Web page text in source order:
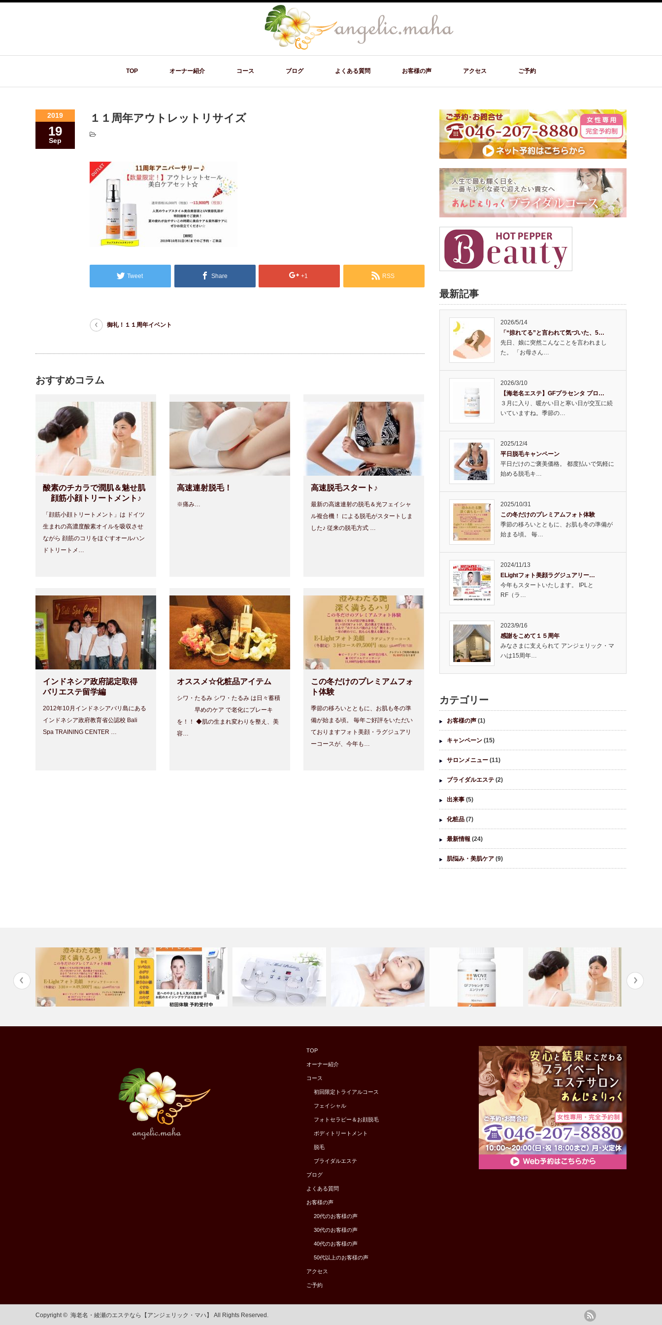
TOP オーナー紹介 コース ブログ よくある質問 お客様の声 アクセス ご予約
2019
19
Sep
１１周年アウトレットリサイズ
Tweet Share +1 RSS
御礼！１１周年イベント
おすすめコラム
酸素のチカラで潤肌＆魅せ肌
顔筋小顔トリートメント♪
「顔筋小顔トリートメント」は ドイツ
生まれの高濃度酸素オイルを吸収させ
ながら 顔筋のコリをほぐすオールハン
ドトリートメ…
高速連射脱毛！
※痛み…
高速脱毛スタート♪
最新の高速連射の脱毛＆光フェイシャ
ル複合機！ による脱毛がスタートしま
した♪ 従来の脱毛方式 …
インドネシア政府認定取得
バリエステ留学編
2012年10月インドネシアバリ島にある
インドネシア政府教育省公認校 Bali
Spa TRAINING CENTER …
オススメ☆化粧品アイテム
シワ・たるみ シワ・たるみ は日々蓄積
早めのケア で老化にブレーキ
を！！ ◆肌の生まれ変わりを整え、美
容…
この冬だけのプレミアムフォ
ト体験
季節の移ろいとともに、お肌も冬の準
備が始まる頃。 毎年ご好評をいただい
ておりますフォト美顔・ラグジュアリ
ーコースが、今年も…
最新記事
2026/5/14
「“掠れてる”と言われて気づいた、5…
先日、娘に突然こんなことを言われまし
た。 「お母さん…
2026/3/10
【海老名エステ】GFプラセンタ プロ…
３月に入り、暖かい日と寒い日が交互に続
いていますね。季節の…
2025/12/4
平日脱毛キャンペーン
平日だけのご褒美価格。 都度払いで気軽に
始める脱毛キ…
2025/10/31
この冬だけのプレミアムフォト体験
季節の移ろいとともに、お肌も冬の準備が
始まる頃。 毎…
2024/11/13
ELightフォト美顔ラグジュアリー…
今年もスタートいたします。 IPLと
RF（ラ…
2023/9/16
感謝をこめて１５周年
みなさまに支えられて アンジェリック・マ
ハは15周年…
カテゴリー
お客様の声 (1)
キャンペーン (15)
サロンメニュー (11)
ブライダルエステ (2)
出来事 (5)
化粧品 (7)
最新情報 (24)
肌悩み・美肌ケア (9)
顔筋小顔ト…
TOP
オーナー紹介
コース
初回限定トライアルコース
フェイシャル
フォトセラピー＆お顔脱毛
ボディトリートメント
脱毛
ブライダルエステ
ブログ
よくある質問
お客様の声
20代のお客様の声
30代のお客様の声
40代のお客様の声
50代以上のお客様の声
アクセス
ご予約
Copyright © 海老名・綾瀬のエステなら【アンジェリック・マハ】 All Rights Reserved.